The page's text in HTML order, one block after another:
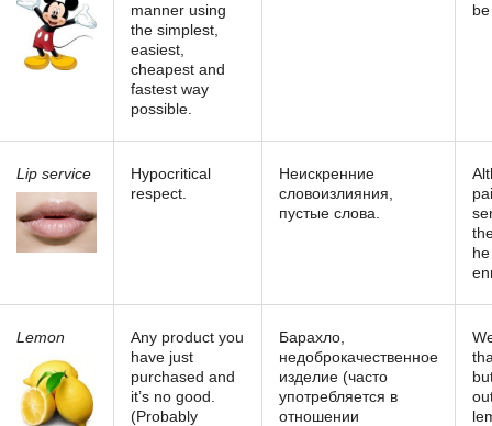
manner using
the simplest,
easiest,
cheapest and
fastest way
possible.
Lip service
Hypocritical
respect.
Неискренние
словоизлияния,
пустые слова.
Lemon
Any product you
have just
purchased and
it’s no good.
(Probably
Барахло,
недоброкачественное
изделие (часто
употребляется в
отношении